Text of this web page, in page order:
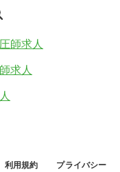
師求人
求人
利用規約
プライバシー